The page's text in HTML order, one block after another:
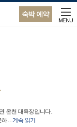
숙박 예약
MENU
온천 대욕장입니다.
하…계속 읽기